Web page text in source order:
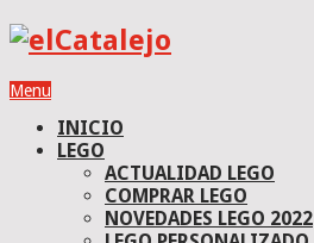
Menu
INICIO
LEGO
ACTUALIDAD LEGO
COMPRAR LEGO
NOVEDADES LEGO 2022